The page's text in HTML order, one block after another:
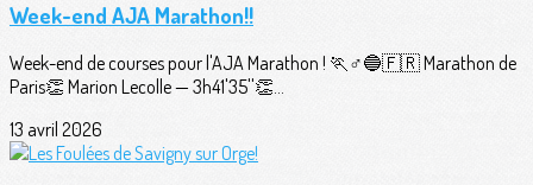
Week-end AJA Marathon!!
Week-end de courses pour l'AJA Marathon ! 🏃♂️🔵🇫🇷 Marathon de
Paris👏 Marion Lecolle — 3h41'35''👏...
13 avril 2026